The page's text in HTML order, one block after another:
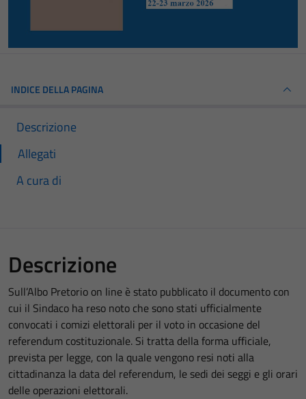
INDICE DELLA PAGINA
Descrizione
Allegati
A cura di
Descrizione
Sull’Albo Pretorio on line è stato pubblicato il documento con
cui il Sindaco ha reso noto che sono stati ufficialmente
convocati i comizi elettorali per il voto in occasione del
referendum costituzionale. Si tratta della forma ufficiale,
prevista per legge, con la quale vengono resi noti alla
cittadinanza la data del referendum, le sedi dei seggi e gli orari
delle operazioni elettorali.